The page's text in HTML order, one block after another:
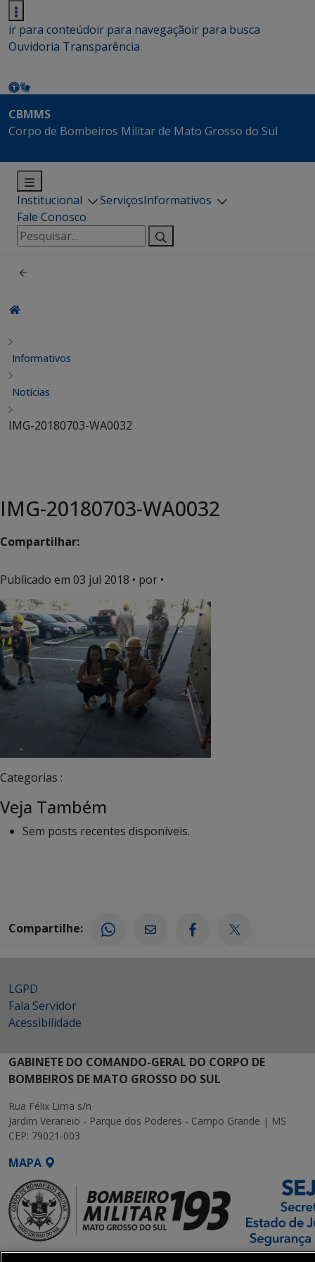
ir para conteúdoir para navegaçãoir para busca
Ouvidoria Transparência
CBMMS
Corpo de Bombeiros Militar de Mato Grosso do Sul
Institucional ServiçosInformativos
Fale Conosco
Pesquisar
por:
Informativos
Notícias
IMG-20180703-WA0032
IMG-20180703-WA0032
Compartilhar:
Publicado em 03 jul 2018 • por •
Categorias :
Veja Também
Sem posts recentes disponíveis.
Compartilhe:
LGPD
Fala Servidor
Acessibilidade
GABINETE DO COMANDO-GERAL DO CORPO DE
BOMBEIROS DE MATO GROSSO DO SUL
Rua Félix Lima s/n
Jardim Veraneio - Parque dos Poderes - Campo Grande | MS
CEP: 79021-003
MAPA